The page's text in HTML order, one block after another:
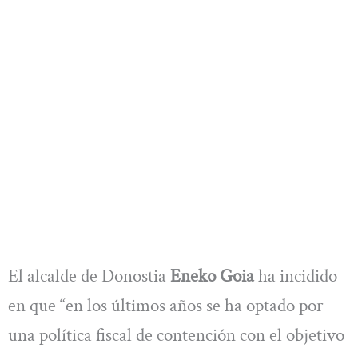
El alcalde de Donostia Eneko Goiaha incidido
en que “en los últimos años se ha optado por
una política fiscal de contención con el objetivo